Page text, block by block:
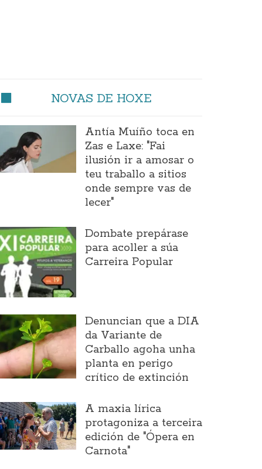
NOVAS DE HOXE
Antía Muíño toca en
Zas e Laxe: "Fai
ilusión ir a amosar o
teu traballo a sitios
onde sempre vas de
lecer"
Dombate prepárase
para acoller a súa
Carreira Popular
Denuncian que a DIA
da Variante de
Carballo agoha unha
planta en perigo
crítico de extinción
A maxia lírica
protagoniza a terceira
edición de "Ópera en
Carnota"